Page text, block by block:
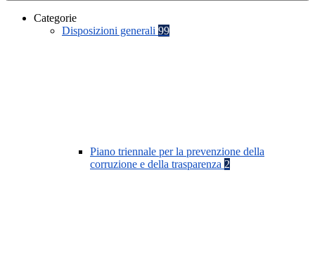
Categorie
Disposizioni generali 99
Piano triennale per la prevenzione della
corruzione e della trasparenza 2